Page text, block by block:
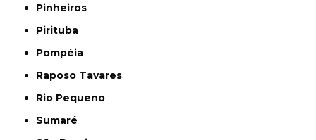
Pinheiros
Pirituba
Pompéia
Raposo Tavares
Rio Pequeno
Sumaré